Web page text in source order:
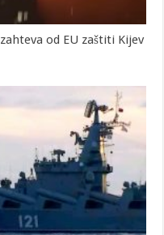
od EU zaštiti Kijev